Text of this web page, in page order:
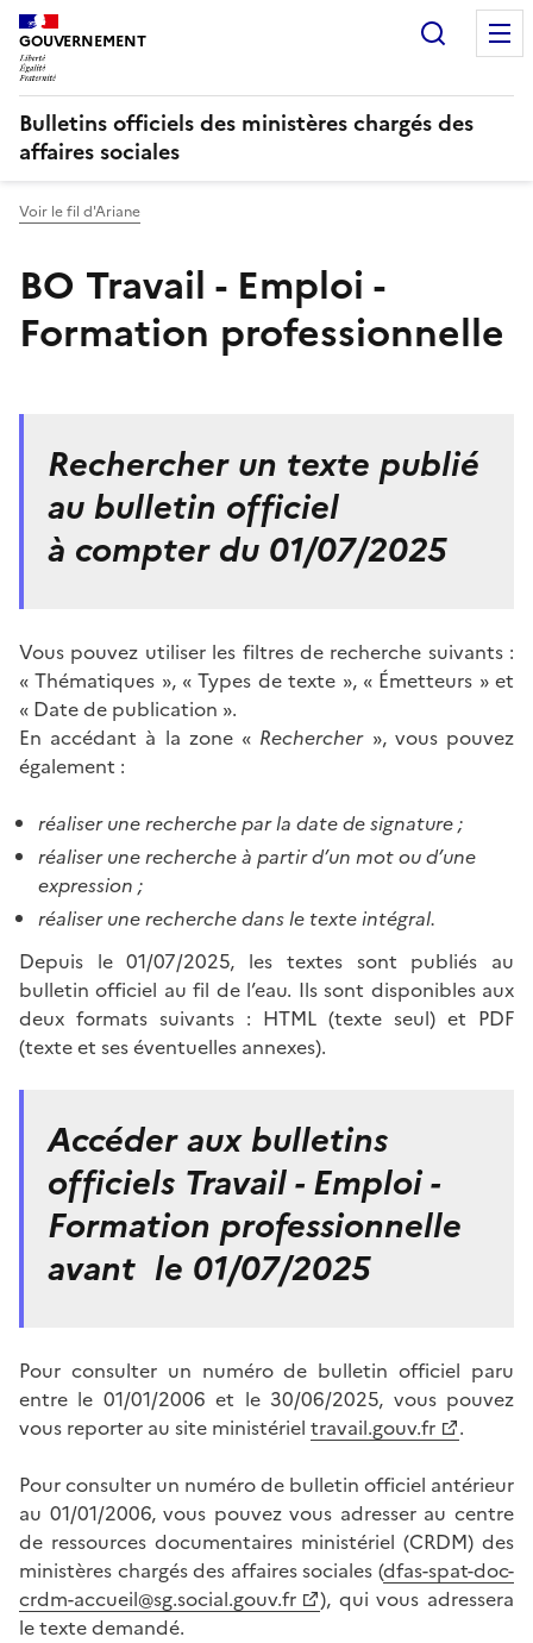
Panneau de gestion des cookies
GOUVERNEMENT
Bulletins officiels des ministères chargés des
affaires sociales
Voir le fil d'Ariane
BO Travail - Emploi -
Formation professionnelle
Rechercher un texte publié
au bulletin officiel
à compter du 01/07/2025
Vous pouvez utiliser les filtres de recherche suivants :
« Thématiques », « Types de texte », « Émetteurs » et
« Date de publication ».
En accédant à la zone « Rechercher», vous pouvez
également :
réaliser une recherche par la date de signature ;
réaliser une recherche à partir d’un mot ou d’une
expression ;
réaliser une recherche dans le texte intégral.
Depuis le 01/07/2025, les textes sont publiés au
bulletin officiel au fil de l’eau. Ils sont disponibles aux
deux formats suivants : HTML (texte seul) et PDF
(texte et ses éventuelles annexes).
Accéder aux bulletins
officiels Travail - Emploi -
Formation professionnelle
avant le 01/07/2025
Pour consulter un numéro de bulletin officiel paru
entre le 01/01/2006 et le 30/06/2025, vous pouvez
vous reporter au site ministériel travail.gouv.fr
.
Pour consulter un numéro de bulletin officiel antérieur
au 01/01/2006, vous pouvez vous adresser au centre
de ressources documentaires ministériel (CRDM) des
ministères chargés des affaires sociales (dfas-spat-doc-
crdm-accueil@sg.social.gouv.fr
), qui vous adressera
le texte demandé.